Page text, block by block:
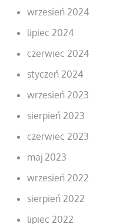
wrzesień 2024
lipiec 2024
czerwiec 2024
styczeń 2024
wrzesień 2023
sierpień 2023
czerwiec 2023
maj 2023
wrzesień 2022
sierpień 2022
lipiec 2022